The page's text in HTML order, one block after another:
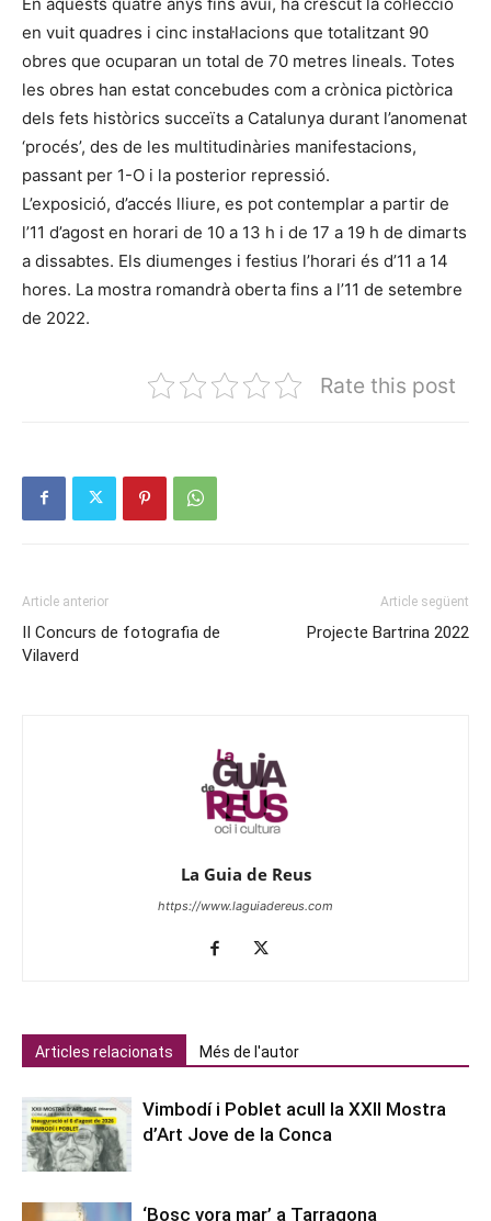
en vuit quadres i cinc instal·lacions que totalitzant 90
obres que ocuparan un total de 70 metres lineals. Totes
les obres han estat concebudes com a crònica pictòrica
dels fets històrics succeïts a Catalunya durant l’anomenat
‘procés’, des de les multitudinàries manifestacions,
passant per 1-O i la posterior repressió.
L’exposició, d’accés lliure, es pot contemplar a partir de
l’11 d’agost en horari de 10 a 13 h i de 17 a 19 h de dimarts
a dissabtes. Els diumenges i festius l’horari és d’11 a 14
hores. La mostra romandrà oberta fins a l’11 de setembre
de 2022.
Rate this post
Article anterior
II Concurs de fotografia de
Vilaverd
Article següent
Projecte Bartrina 2022
La Guia de Reus
https://www.laguiadereus.com
Articles relacionats Més de l'autor
Vimbodí i Poblet acull la XXII Mostra
d’Art Jove de la Conca
‘Bosc vora mar’ a Tarragona